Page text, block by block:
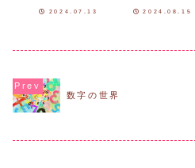
2024.07.13 2024.08.15
数字の世界